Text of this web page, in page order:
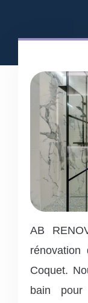
AB
Coquet.
bain